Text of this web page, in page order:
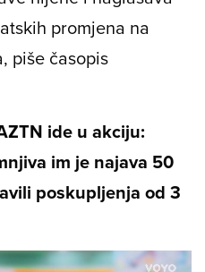
promjena na
piše časopis
ide u akciju:
im je najava 50
poskupljenja od 3